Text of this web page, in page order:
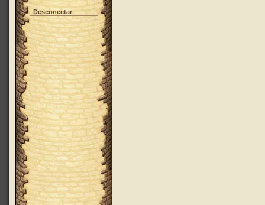
Desconectar